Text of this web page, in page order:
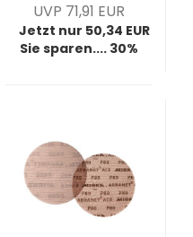
UVP 71,91 EUR
Jetzt nur 50,34 EUR
Sie sparen.... 30%